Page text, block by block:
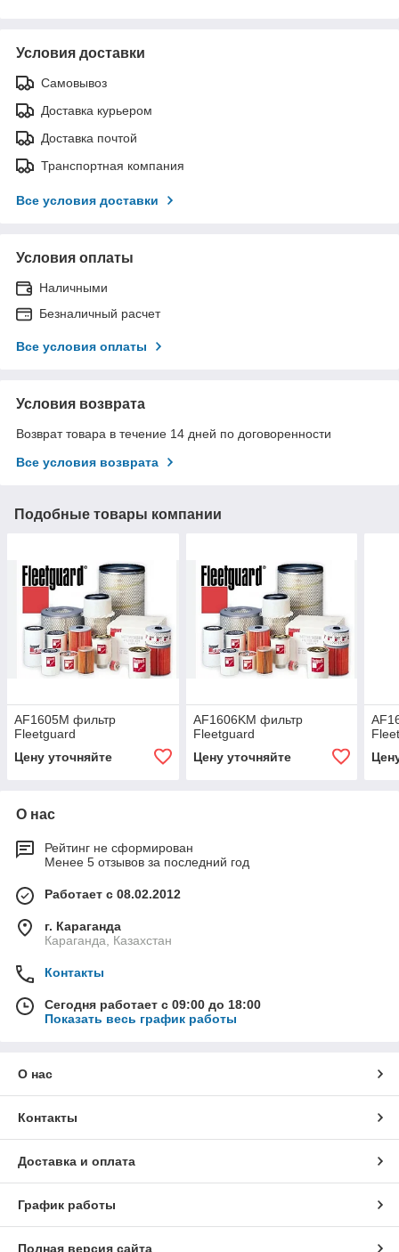
Условия доставки
Самовывоз
Доставка курьером
Доставка почтой
Транспортная компания
Все условия доставки
Условия оплаты
Наличными
Безналичный расчет
Все условия оплаты
Условия возврата
Возврат товара в течение 14 дней по договоренности
Все условия возврата
Подобные товары компании
AF1605M фильтр
Fleetguard
Цену уточняйте
AF1606KM фильтр
Fleetguard
Цену уточняйте
О нас
Рейтинг не сформирован
Менее 5 отзывов за последний год
Работает с 08.02.2012
г. Караганда
Караганда, Казахстан
Контакты
Сегодня работает с 09:00 до 18:00
Показать весь график работы
О нас
Контакты
Доставка и оплата
График работы
Полная версия сайта